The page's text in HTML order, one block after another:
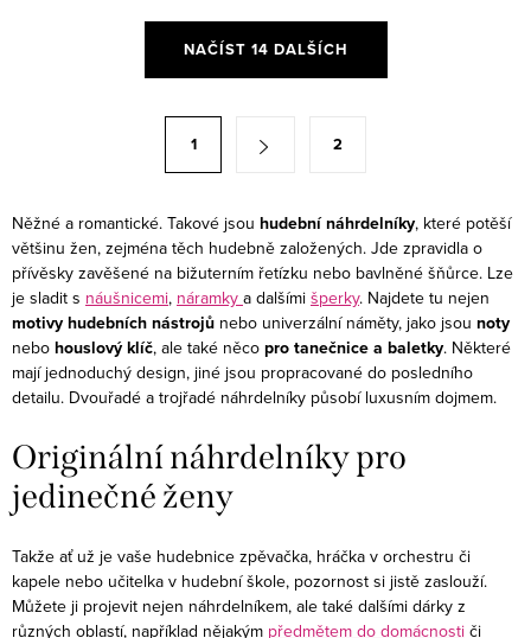
c
í
p
r
v
k
y
ý
p
s
u
NAČÍST 14 DALŠÍCH
á
n
k
o
v
á
í
1 2
Něžné a romantické. Takové jsou hudební náhrdelníky, které potěší
většinu žen, zejména těch hudebně založených. Jde zpravidla o
přívěsky zavěšené na bižuterním řetízku nebo bavlněné šňůrce. Lze
je sladit s náušnicemi, náramky a dalšími šperky. Najdete tu nejen
motivy hudebních nástrojů nebo univerzální náměty, jako jsou noty
nebo houslový klíč, ale také něco pro tanečnice a baletky. Některé
mají jednoduchý design, jiné jsou propracované do posledního
detailu. Dvouřadé a trojřadé náhrdelníky působí luxusním dojmem.
Originální náhrdelníky pro
jedinečné ženy
Takže ať už je vaše hudebnice zpěvačka, hráčka v orchestru či
kapele nebo učitelka v hudební škole, pozornost si jistě zaslouží.
Můžete ji projevit nejen náhrdelníkem, ale také dalšími dárky z
různých oblastí, například nějakým předmětem do domácnosti či